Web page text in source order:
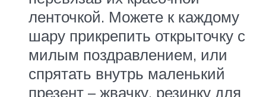
ленточкой. Можете к каждому
шару прикрепить открыточку с
милым поздравлением, или
спрятать внутрь маленький
презент – жвачку, резинку для